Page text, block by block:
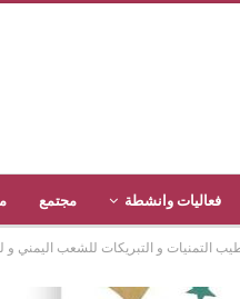
فعاليات وانشطة مجتمع
و التبريكات للشعب اليمني و للأمة